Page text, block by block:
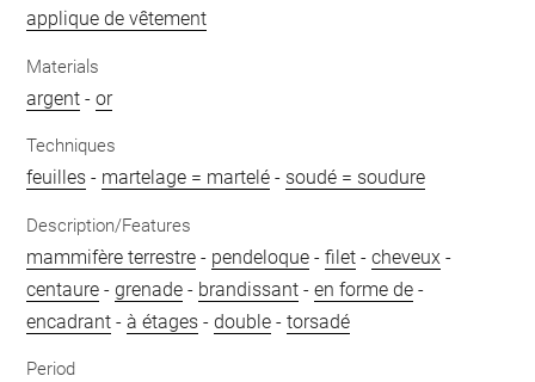
applique de vêtement
Materials
argent -or
Techniques
feuilles - martelage = martelé - soudé = soudure
Description/Features
mammifère terrestre - pendeloque -filet -cheveux -
centaure -grenade - brandissant -en forme de -
encadrant -à étages -double -torsadé
Period